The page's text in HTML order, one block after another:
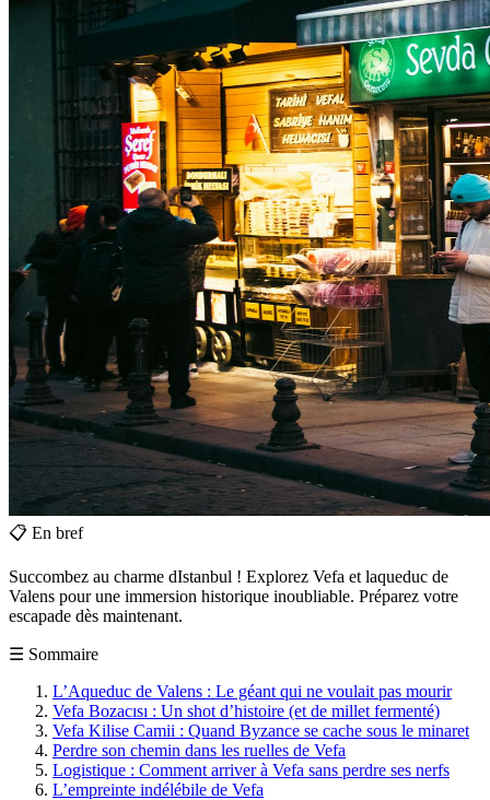
📋 En bref
Succombez au charme dIstanbul ! Explorez Vefa et laqueduc de
Valens pour une immersion historique inoubliable. Préparez votre
escapade dès maintenant.
☰ Sommaire
L’Aqueduc de Valens : Le géant qui ne voulait pas mourir
Vefa Bozacısı : Un shot d’histoire (et de millet fermenté)
Vefa Kilise Camii : Quand Byzance se cache sous le minaret
Perdre son chemin dans les ruelles de Vefa
Logistique : Comment arriver à Vefa sans perdre ses nerfs
L’empreinte indélébile de Vefa